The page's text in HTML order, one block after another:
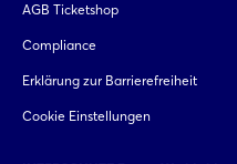
AGB Ticketshop
Compliance
Erklärung zur Barrierefreiheit
Cookie Einstellungen